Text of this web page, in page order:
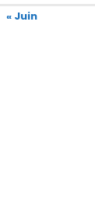
« Juin